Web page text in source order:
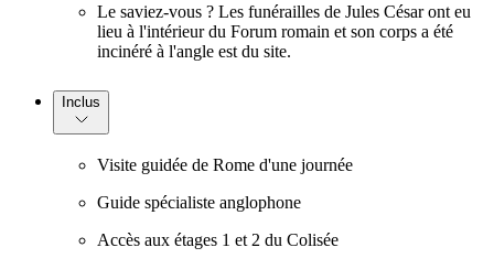
Le saviez-vous ? Les funérailles de Jules César ont eu
lieu à l'intérieur du Forum romain et son corps a été
incinéré à l'angle est du site.
Inclus
Visite guidée de Rome d'une journée
Guide spécialiste anglophone
Accès aux étages 1 et 2 du Colisée